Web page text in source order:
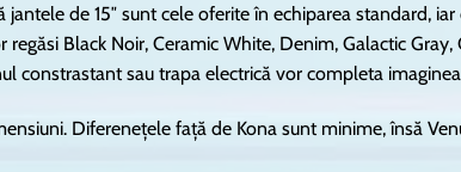
jantele de 15″ sunt cele oferite în echiparea standard,
regăsi Black Noir, Ceramic White, Denim, Galactic
constrastant sau trapa electrică vor completa
Diferenețele față de Kona sunt minime, însă